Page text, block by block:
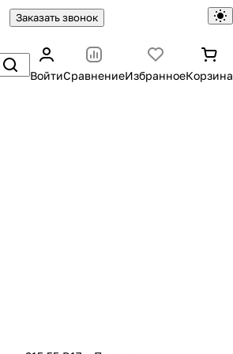
Заказать звонок
ВойтиСравнениеИзбранноеКорзина